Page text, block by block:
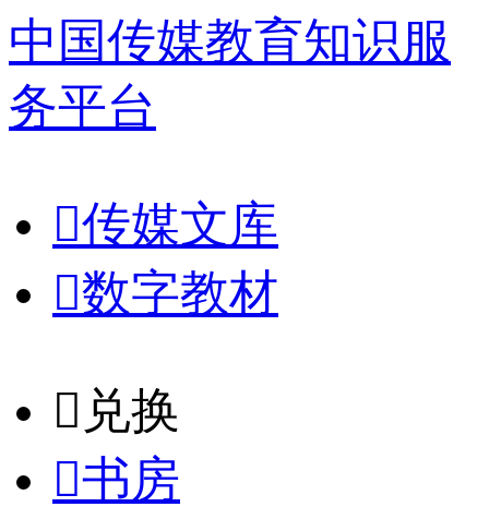
中国传媒教育知识服
务平台
传媒文库
数字教材
𐈈 兑换
书房